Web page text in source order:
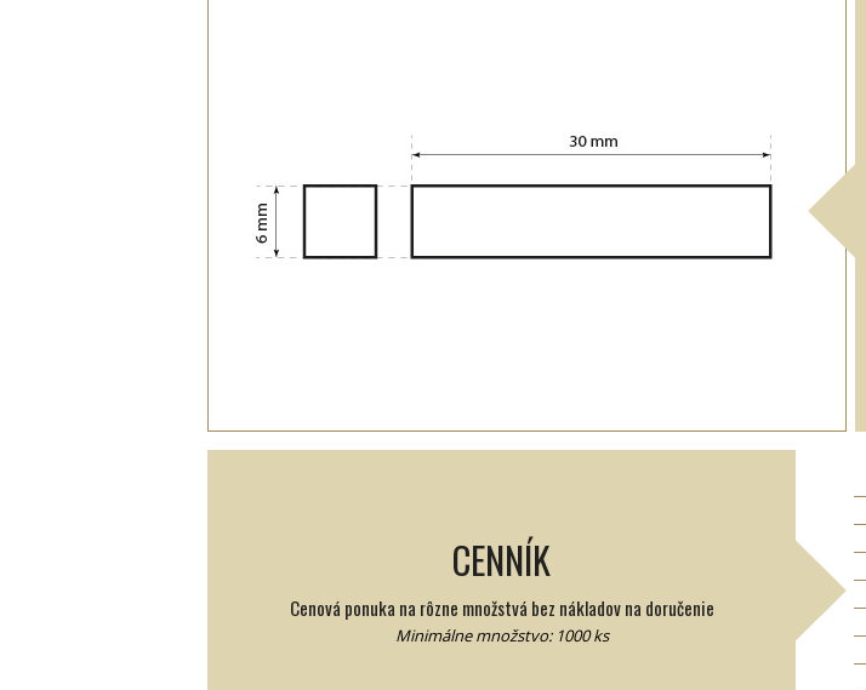
CENNÍK
Cenová ponuka na rôzne množstvá bez nákladov na doručenie
Minimálne množstvo: 1000 ks